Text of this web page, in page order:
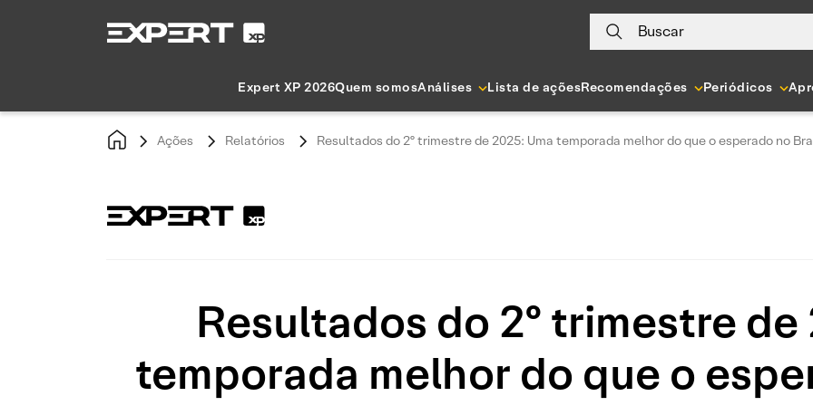
Buscar
Expert XP 2026Quem somosAnálises Lista de açõesRecomendações Periódicos
Ações Relatórios Resultados do 2º trimestre de 2025: Uma temporada melhor do que o esperado no
Resultados do 2º trimestre de
temporada melhor do que o